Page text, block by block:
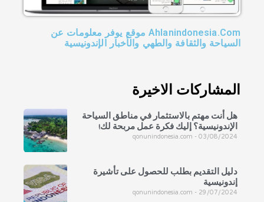
Ahlanindonesia.Com موقع يوفر معلومات عن
السياحة والثقافة والطهي والأخبار الإندونيسية
المشاركات الاخيرة
هل أنت مهتم بالاستثمار في مناطق السياحة
الإندونيسية؟ إليك فكرة عمل مربحة لك!
qonunindonesia.com 03/08/2024
دليل التقديم بطلب للحصول على تأشيرة
إندونيسية
qonunindonesia.com 29/07/2024